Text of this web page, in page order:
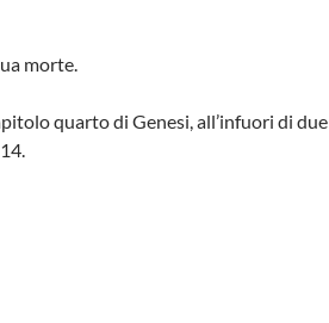
morte.
quarto di Genesi, all’infuori di due